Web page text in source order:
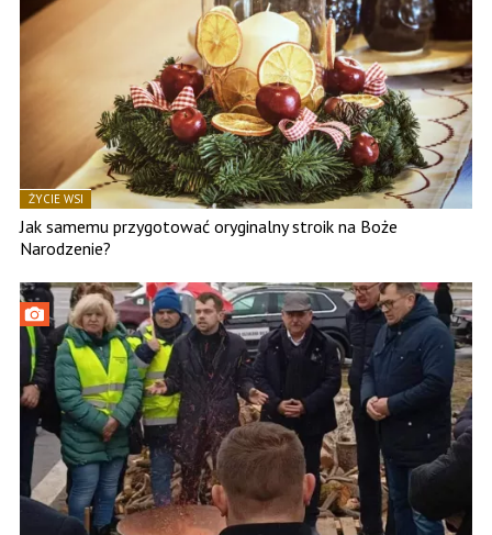
ŻYCIE WSI
Jak samemu przygotować oryginalny stroik na Boże
Narodzenie?